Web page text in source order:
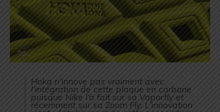
Hoka n’innove pas vraiment avec
l’intégration de cette plaque en carbone
puisque Nike l’a fait sur sa Vaporfly et
récemment sur sa Zoom Fly. L’innovation